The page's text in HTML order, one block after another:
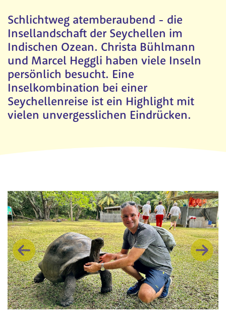
Schlichtweg atemberaubend - die
Insellandschaft der Seychellen im
Indischen Ozean. Christa Bühlmann
und Marcel Heggli haben viele Inseln
persönlich besucht. Eine
Inselkombination bei einer
Seychellenreise ist ein Highlight mit
vielen unvergesslichen Eindrücken.